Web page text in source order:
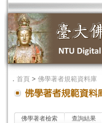
． 首頁 > 佛學著者規範資料庫
佛學著者檢索 查詢結果